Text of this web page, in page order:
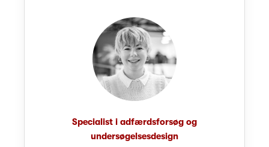
Specialist i adfærdsforsøg og
undersøgelsesdesign